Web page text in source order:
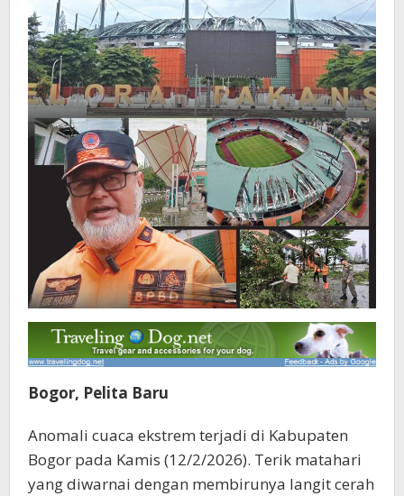
Bogor, Pelita Baru
Anomali cuaca ekstrem terjadi di Kabupaten
Bogor pada Kamis (12/2/2026). Terik matahari
yang diwarnai dengan membirunya langit cerah